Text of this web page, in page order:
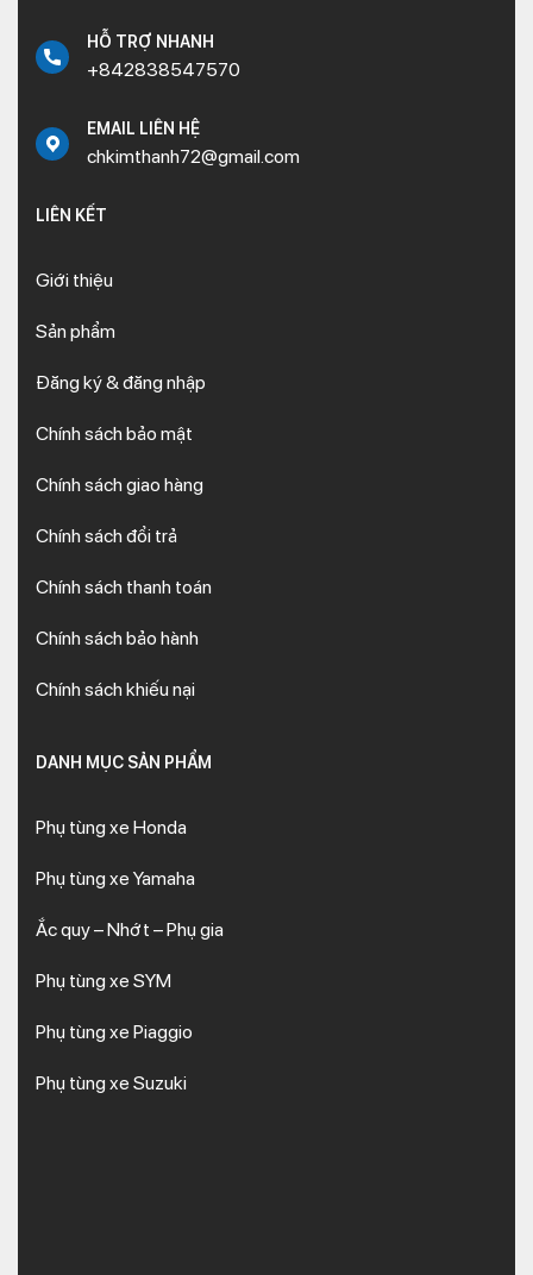
HỖ TRỢ NHANH
+842838547570
EMAIL LIÊN HỆ
chkimthanh72@gmail.com
LIÊN KẾT
Giới thiệu
Sản phẩm
Đăng ký & đăng nhập
Chính sách bảo mật
Chính sách giao hàng
Chính sách đổi trả
Chính sách thanh toán
Chính sách bảo hành
Chính sách khiếu nại
DANH MỤC SẢN PHẨM
Phụ tùng xe Honda
Phụ tùng xe Yamaha
Ắc quy – Nhớt – Phụ gia
Phụ tùng xe SYM
Phụ tùng xe Piaggio
Phụ tùng xe Suzuki